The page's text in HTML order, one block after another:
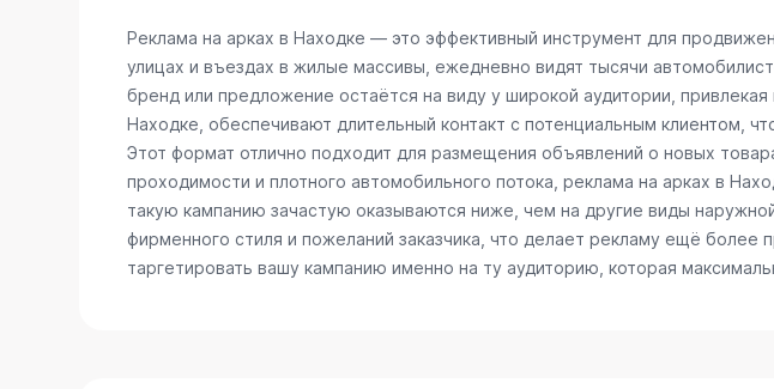
Реклама на арках в Находке — это эффективный инструмент для
улицах и въездах в жилые массивы, ежедневно видят тысячи
бренд или предложение остаётся на виду у широкой аудитории,
Находке, обеспечивают длительный контакт с потенциальным клиентом,
Этот формат отлично подходит для размещения объявлений о новых
проходимости и плотного автомобильного потока, реклама на арках в
такую кампанию зачастую оказываются ниже, чем на другие виды
фирменного стиля и пожеланий заказчика, что делает рекламу ещё
таргетировать вашу кампанию именно на ту аудиторию, которая